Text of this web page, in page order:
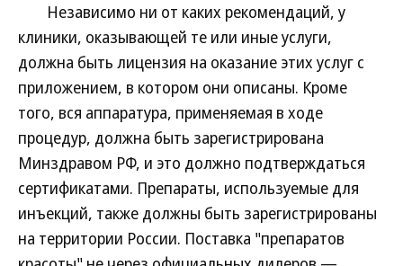
Независимо ни от каких рекомендаций, у
клиники, оказывающей те или иные услуги,
должна быть лицензия на оказание этих услуг с
приложением, в котором они описаны. Кроме
того, вся аппаратура, применяемая в ходе
процедур, должна быть зарегистрирована
Минздравом РФ, и это должно подтверждаться
сертификатами. Препараты, используемые для
инъекций, также должны быть зарегистрированы
на территории России. Поставка "препаратов